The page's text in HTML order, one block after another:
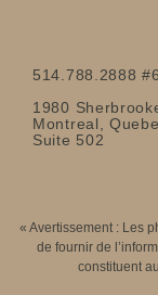
514.788.2888 #6
1980
Montreal,
Suite 502
« Avertissement : Les
de fournir de
constituent